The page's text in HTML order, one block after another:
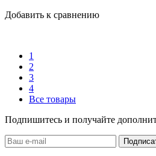
Добавить к сравнению
1
2
3
4
Все товары
Подпишитесь и получайте